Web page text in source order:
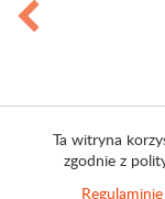
Ta witryna
zgodnie z
Regulaminie